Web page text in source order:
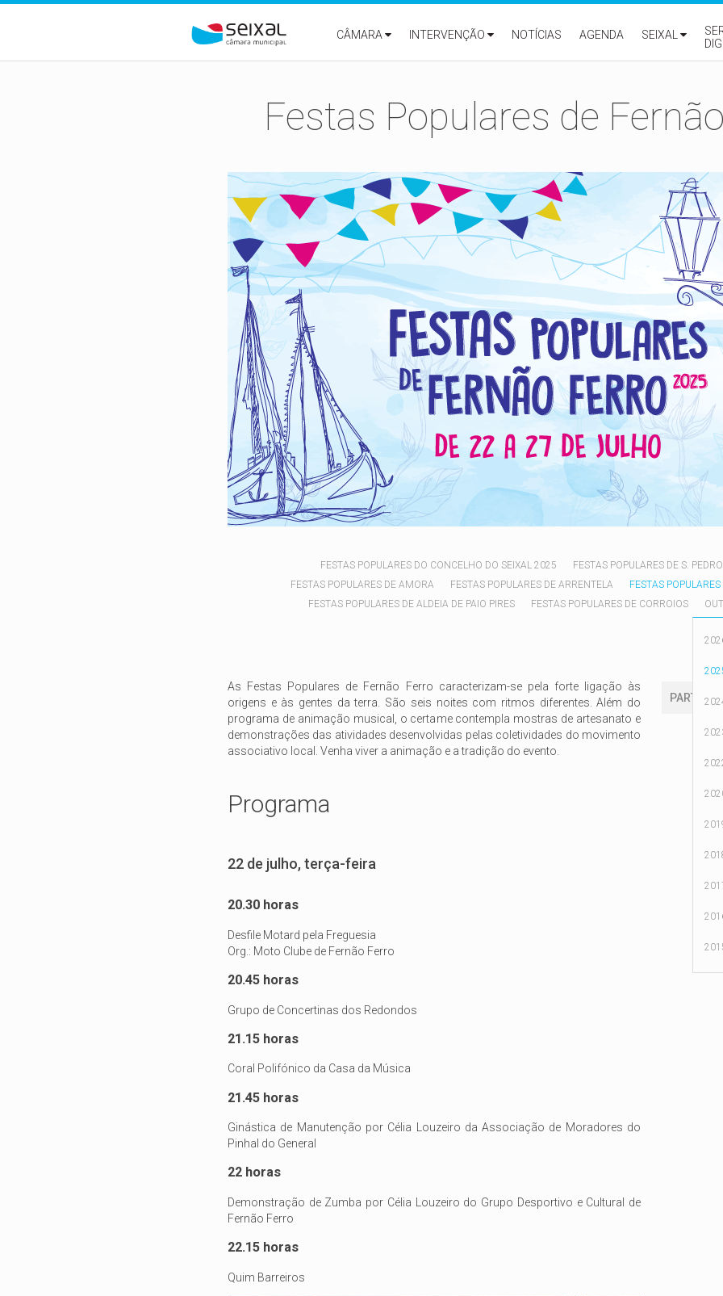
CÂMARA
INTERVENÇÃO NOTÍCIAS AGENDA SEIXAL
Festas Populares de
FESTAS POPULARES DO CONCELHO DO SEIXAL 2025
FESTAS POPULARES DE S.
FESTAS POPULARES DE AMORA
FESTAS POPULARES DE ARRENTELA
FESTAS
FESTAS POPULARES DE ALDEIA DE PAIO PIRES
FESTAS POPULARES DE CORROIOS
As Festas Populares de Fernão Ferro caracterizam-se pela forte ligação às
origens e às gentes da terra. São seis noites com ritmos diferentes. Além do
programa de animação musical, o certame contempla mostras de artesanato e
demonstrações das atividades desenvolvidas pelas coletividades do movimento
associativo local. Venha viver a animação e a tradição do evento.
Programa
22 de julho, terça-feira
20.30 horas
Desfile Motard pela Freguesia
Org.: Moto Clube de Fernão Ferro
20.45 horas
Grupo de Concertinas dos Redondos
21.15 horas
Coral Polifónico da Casa da Música
21.45 horas
Ginástica de Manutenção por Célia Louzeiro da Associação de Moradores do
Pinhal do General
22 horas
Demonstração de Zumba por Célia Louzeiro do Grupo Desportivo e Cultural de
Fernão Ferro
22.15 horas
Quim Barreiros